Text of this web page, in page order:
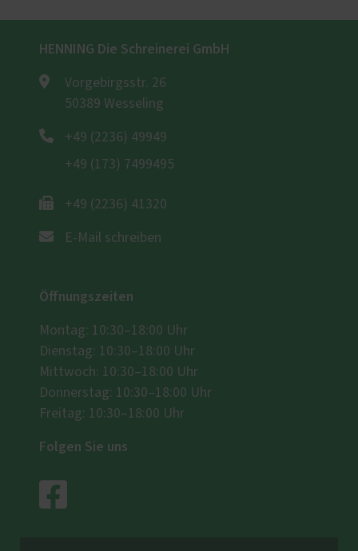
HENNING Die Schreinerei GmbH
Vorgebirgsstr. 26
50389 Wesseling
+49 (2236) 49949
+49 (173) 7499495
+49 (2236) 41320
E-Mail schreiben
Öffnungszeiten
Montag: 10:30–18:00 Uhr
Dienstag: 10:30–18:00 Uhr
Mittwoch: 10:30–18:00 Uhr
Donnerstag: 10:30–18:00 Uhr
Freitag: 10:30–18:00 Uhr
Folgen Sie uns